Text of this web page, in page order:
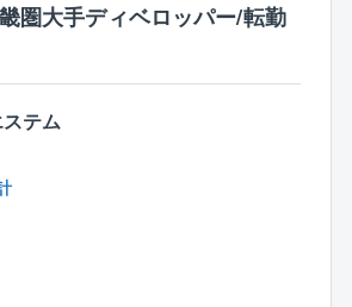
圏大手ディベロッパー/転勤
テム